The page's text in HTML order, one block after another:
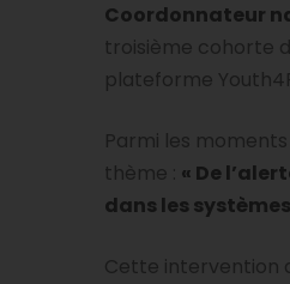
Coordonnateur
troisième cohorte
plateforme
Parmi les
thème : « De
dans les
Cette intervention